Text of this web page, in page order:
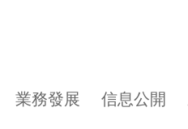
業務發展 信息公開